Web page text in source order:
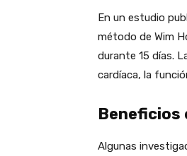
En un estudio
método de Wim
durante 15 días.
cardíaca, la
Beneficios
Algunas